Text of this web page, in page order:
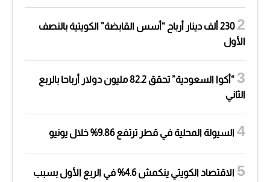
230 ألف دينار أرباح “أسس القابضة” الكويتية بالنصف
الأول
“أكوا السعودية” تحقق 82.2 مليون دولار أرباحا بالربع
الثاني
السيولة المحلية في قطر ترتفع 9.86% خلال يونيو
الاقتصاد الكويتي ينكمش 4.6% في الربع الأول بسبب